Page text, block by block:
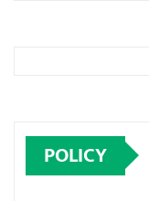
POLICY